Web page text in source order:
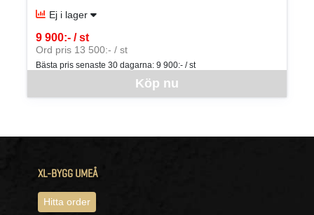
Ej i lager
Köp nu
9 900:- / st
SEK per ST
Ord pris 13 500:- / st
Bästa pris senaste 30 dagarna: 9 900:- / st
XL-BYGG UMEÅ
Hitta order